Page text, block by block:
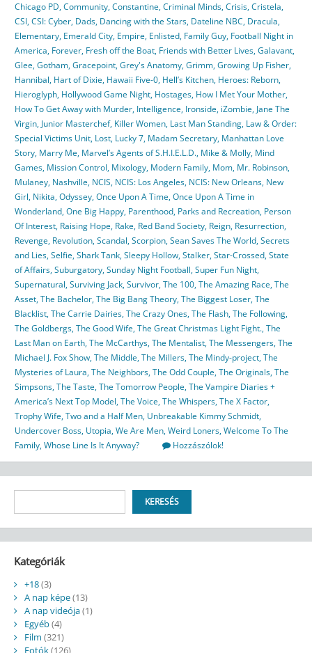
Chicago PD,Community,Constantine,Criminal Minds,Crisis,Cristela,
CSI,CSI: Cyber, Dads, Dancing with the Stars, Dateline NBC, Dracula,
Elementary, Emerald City, Empire, Enlisted, Family Guy, Football Night in
America, Forever, Fresh off the Boat, Friends with Better Lives,Galavant,
Glee,Gotham,Gracepoint,Grey's Anatomy,Grimm,Growing Up Fisher,
Hannibal, Hart of Dixie, Hawaii Five-0, Hell’s Kitchen, Heroes: Reborn,
Hieroglyph, Hollywood Game Night, Hostages, How I Met Your Mother,
How To Get Away with Murder, Intelligence, Ironside, iZombie,Jane The
Virgin,Junior Masterchef, Killer Women, Last Man Standing, Law & Order:
Special Victims Unit, Lost, Lucky 7, Madam Secretary, Manhattan Love
Story, Marry Me, Marvel’s Agents of S.H.I.E.L.D., Mike & Molly, Mind
Games, Mission Control, Mixology, Modern Family, Mom, Mr. Robinson,
Mulaney, Nashville, NCIS, NCIS: Los Angeles, NCIS: New Orleans, New
Girl, Nikita,Odyssey,Once Upon A Time,Once Upon A Time in
Wonderland,One Big Happy, Parenthood, Parks and Recreation, Person
Of Interest, Raising Hope, Rake, Red Band Society, Reign, Resurrection,
Revenge, Revolution,Scandal,Scorpion,Sean Saves The World,Secrets
and Lies,Selfie,Shark Tank,Sleepy Hollow,Stalker,Star-Crossed,State
of Affairs,Suburgatory,Sunday Night Football,Super Fun Night,
Supernatural,Surviving Jack,Survivor,The 100,The Amazing Race,The
Asset,The Bachelor,The Big Bang Theory,The Biggest Loser,The
Blacklist,The Carrie Dairies,The Crazy Ones,The Flash,The Following,
The Goldbergs,The Good Wife,The Great Christmas Light Fight.,The
Last Man on Earth,The McCarthys,The Mentalist,The Messengers,The
Michael J. Fox Show,The Middle,The Millers,The Mindy-project,The
Mysteries of Laura,The Neighbors,The Odd Couple,The Originals,The
Simpsons,The Taste,The Tomorrow People,The Vampire Diaries +
America’s Next Top Model,The Voice,The Whispers,The X Factor,
Trophy Wife,Two and a Half Men, Unbreakable Kimmy Schmidt,
Undercover Boss, Utopia,We Are Men,Weird Loners,Welcome To The
Family,Whose Line Is It Anyway? Hozzászólok!
KERESÉS
Kategóriák
+18(3)
A nap képe(13)
A nap videója(1)
Egyéb(4)
Film (321)
Fotók(126)